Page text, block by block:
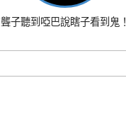
聾子聽到啞巴說瞎子看到鬼！